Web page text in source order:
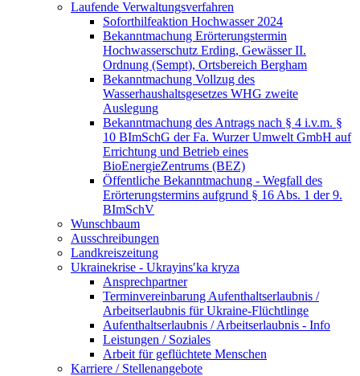
Laufende Verwaltungsverfahren
Soforthilfeaktion Hochwasser 2024
Bekanntmachung Erörterungstermin
Hochwasserschutz Erding, Gewässer II.
Ordnung (Sempt), Ortsbereich Bergham
Bekanntmachung Vollzug des
Wasserhaushaltsgesetzes WHG zweite
Auslegung
Bekanntmachung des Antrags nach § 4 i.v.m. §
10 BImSchG der Fa. Wurzer Umwelt GmbH auf
Errichtung und Betrieb eines
BioEnergieZentrums (BEZ)
Öffentliche Bekanntmachung - Wegfall des
Erörterungstermins aufgrund § 16 Abs. 1 der 9.
BImSchV
Wunschbaum
Ausschreibungen
Landkreiszeitung
Ukrainekrise - Ukrayinsʹka kryza
Ansprechpartner
Terminvereinbarung Aufenthaltserlaubnis /
Arbeitserlaubnis für Ukraine-Flüchtlinge
Aufenthaltserlaubnis / Arbeitserlaubnis - Info
Leistungen / Soziales
Arbeit für geflüchtete Menschen
Karriere / Stellenangebote